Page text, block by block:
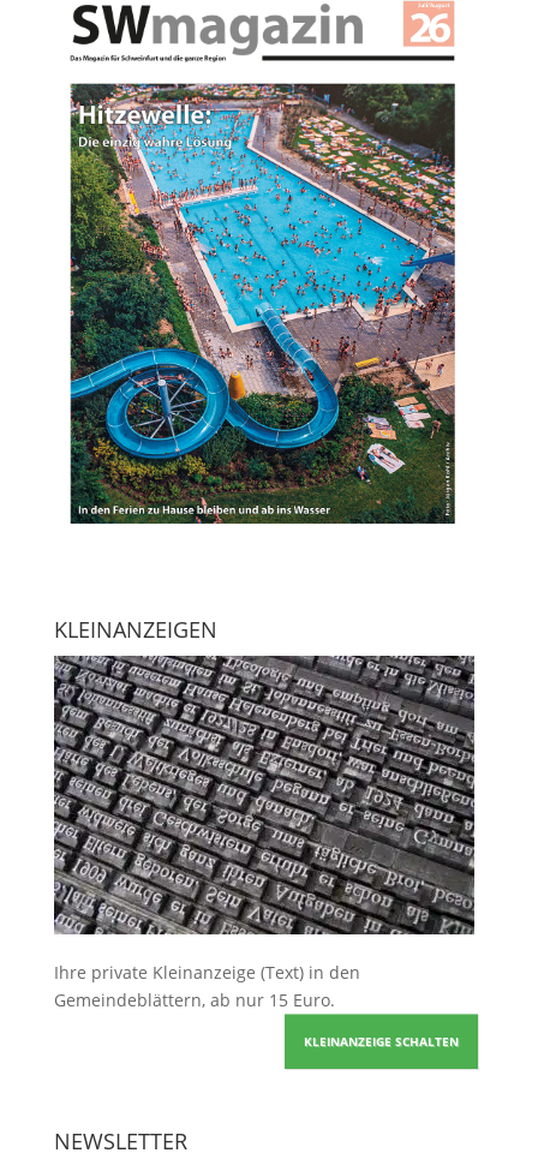
KLEINANZEIGEN
Ihre private Kleinanzeige (Text) in den
Gemeindeblättern, ab nur 15 Euro.
KLEINANZEIGE SCHALTEN
NEWSLETTER